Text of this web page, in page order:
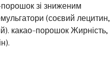
зі зниженим
(соєвий лецитин,
какао-порошок Жирність,